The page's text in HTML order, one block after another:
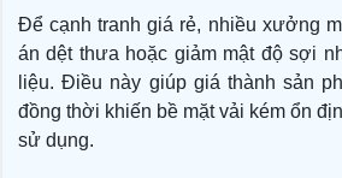
Để cạnh tranh giá rẻ, nhiều xưởng
án dệt thưa hoặc giảm mật độ sợi
liệu. Điều này giúp giá thành sản
đồng thời khiến bề mặt vải kém ổn
sử dụng.